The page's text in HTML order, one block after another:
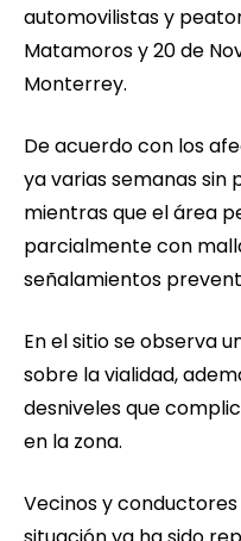
automovilistas y
Matamoros y 20 de
Monterrey.
De acuerdo con los
ya varias semanas sin
mientras que el área
parcialmente con
señalamientos
En el sitio se observa
sobre la vialidad,
desniveles que
en la zona.
Vecinos y